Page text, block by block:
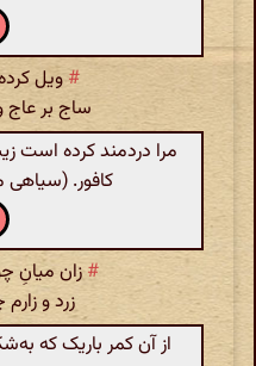
#ویل
ساج بر عاج
مرا دردمند کرده است
کافور.
#زان میان‌ِ
زرد و زارم
از آن کمر باریک که